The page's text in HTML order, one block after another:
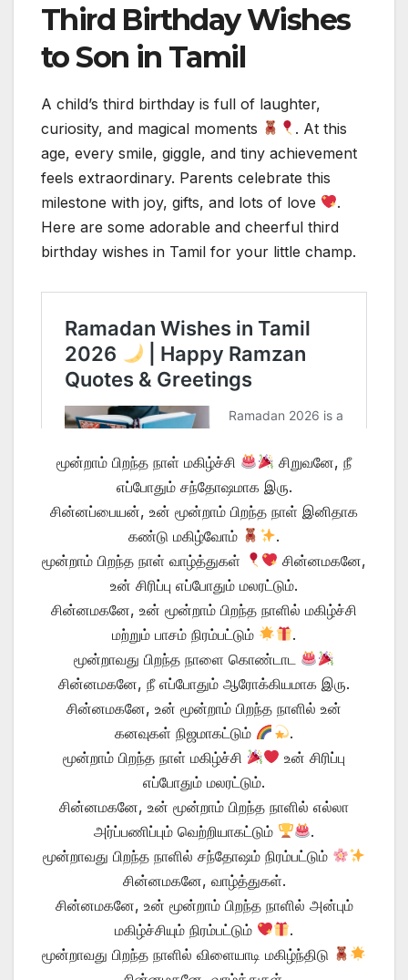
Third Birthday Wishes
to Son in Tamil
A child’s third birthday is full of laughter,
curiosity, and magical moments
. At this
age, every smile, giggle, and tiny achievement
feels extraordinary. Parents celebrate this
milestone with joy, gifts, and lots of love
.
Here are some adorable and cheerful third
birthday wishes in Tamil for your little champ.
மூன்றாம் பிறந்த நாள் மகிழ்ச்சி
சிறுவனே, நீ
எப்போதும் சந்தோஷமாக இரு.
சின்னப்பையன், உன் மூன்றாம் பிறந்த நாள் இனிதாக
கண்டு மகிழ்வோம்
.
மூன்றாம் பிறந்த நாள் வாழ்த்துகள்
சின்னமகனே,
உன் சிரிப்பு எப்போதும் மலரட்டும்.
சின்னமகனே, உன் மூன்றாம் பிறந்த நாளில் மகிழ்ச்சி
மற்றும் பாசம் நிரம்பட்டும்
.
மூன்றாவது பிறந்த நாளை கொண்டாட
சின்னமகனே, நீ எப்போதும் ஆரோக்கியமாக இரு.
சின்னமகனே, உன் மூன்றாம் பிறந்த நாளில் உன்
கனவுகள் நிஜமாகட்டும்
.
மூன்றாம் பிறந்த நாள் மகிழ்ச்சி
உன் சிரிப்பு
எப்போதும் மலரட்டும்.
சின்னமகனே, உன் மூன்றாம் பிறந்த நாளில் எல்லா
அர்ப்பணிப்பும் வெற்றியாகட்டும்
.
மூன்றாவது பிறந்த நாளில் சந்தோஷம் நிரம்பட்டும்
சின்னமகனே, வாழ்த்துகள்.
சின்னமகனே, உன் மூன்றாம் பிறந்த நாளில் அன்பும்
மகிழ்ச்சியும் நிரம்பட்டும்
.
மூன்றாவது பிறந்த நாளில் விளையாடி மகிழ்ந்திடு